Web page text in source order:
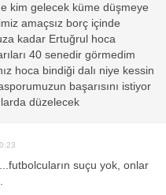
kim gelecek küme düşmeye
amaçsız borç içinde
kadar Ertuğrul hoca
40 senedir görmedim
hoca bindiği dalı niye kessin
başarısını istiyor
düzelecek
suçu yok, onlar